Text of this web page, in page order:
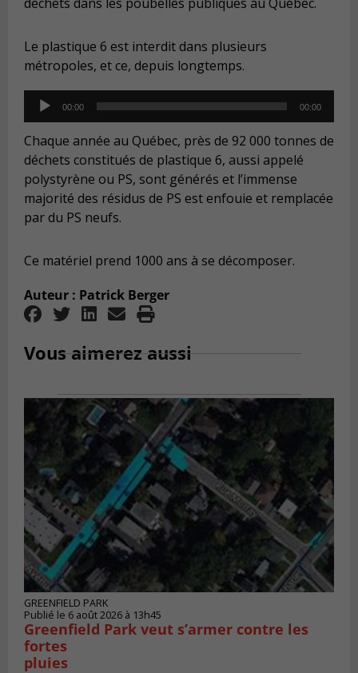
Le plastique 6 est interdit dans plusieurs
métropoles, et ce, depuis longtemps.
Audio
Player
00:00 00:00
Chaque année au Québec, près de 92 000 tonnes de
déchets constitués de plastique 6, aussi appelé
polystyrène ou PS, sont générés et l’immense
majorité des résidus de PS est enfouie et remplacée
par du PS neufs.
Ce matériel prend 1000 ans à se décomposer.
Auteur : Patrick Berger
Vous aimerez aussi
GREENFIELD PARK
Publié le 6 août 2026 à 13h45
Greenfield Park veut s’armer contre les
fortes
pluies